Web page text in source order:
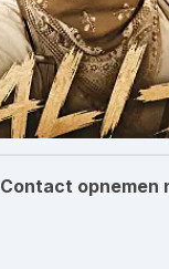
Contact opnemen